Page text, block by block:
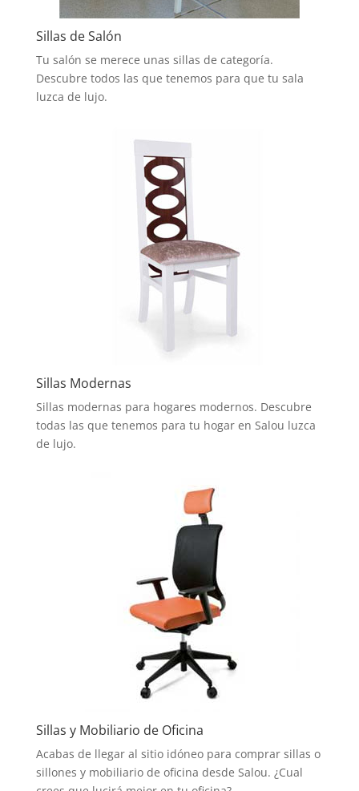
Sillas de Salón
Tu salón se merece unas sillas de categoría.
Descubre todos las que tenemos para que tu sala
luzca de lujo.
Sillas Modernas
Sillas modernas para hogares modernos. Descubre
todas las que tenemos para tu hogar en Salou luzca
de lujo.
Sillas y Mobiliario de Oficina
Acabas de llegar al sitio idóneo para comprar sillas o
sillones y mobiliario de oficina desde Salou. ¿Cual